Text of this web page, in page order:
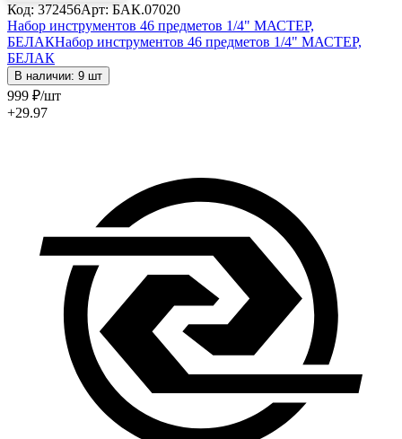
Код: 372456Арт: БАК.07020
Набор инструментов 46 предметов 1/4" МАСТЕР,
БЕЛАКНабор инструментов 46 предметов 1/4" МАСТЕР,
БЕЛАК
В наличии: 9 шт
999 ₽/шт
+29.97